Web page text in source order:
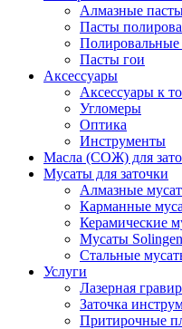
Алмазные
Пасты
Пасты гои
Аксессуары
Аксессуары к
Угломеры
Оптика
Инструменты
Масла (СОЖ) для
Мусаты для заточки
Алмазные
Карманные
Керамические
Мусаты Solingen
Стальные
Услуги
Лазерная
Заточка
Притирочные